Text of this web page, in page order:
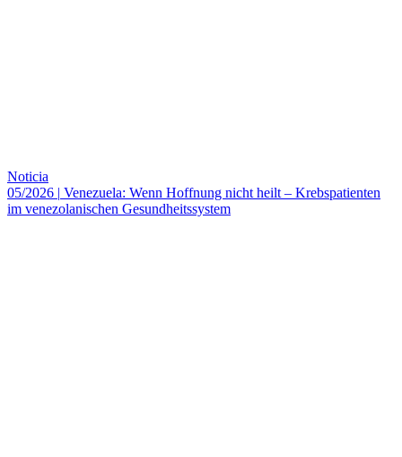
Noticia
05/2026 | Venezuela: Wenn Hoffnung nicht heilt – Krebspatienten
im venezolanischen Gesundheitssystem